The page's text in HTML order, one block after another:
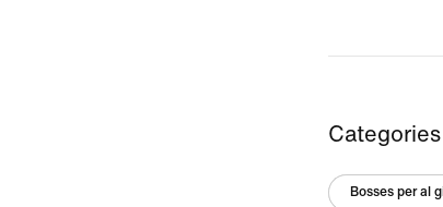
Bosses per al